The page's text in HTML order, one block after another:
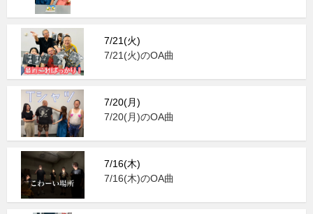
7/21(火)
7/21(火)のOA曲
7/20(月)
7/20(月)のOA曲
7/16(木)
7/16(木)のOA曲